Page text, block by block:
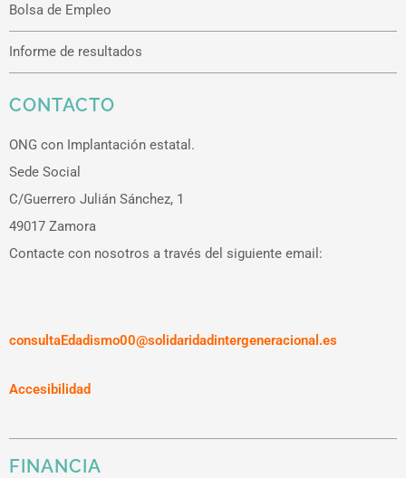
Bolsa de Empleo
Informe de resultados
CONTACTO
ONG con Implantación estatal.
Sede Social
C/Guerrero Julián Sánchez, 1
49017 Zamora
Contacte con nosotros a través del siguiente email:
consultaEdadismo00@solidaridadintergeneracional.es
Accesibilidad
FINANCIA